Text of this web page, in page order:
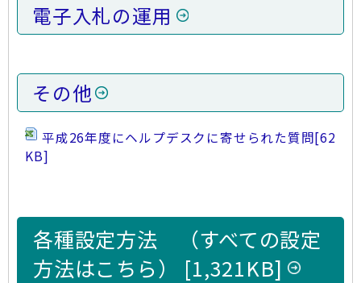
電子入札の運用
その他
平成26年度にヘルプデスクに寄せられた質問[62
KB]
各種設定方法
（すべての設定
方法はこちら）
1,321KB